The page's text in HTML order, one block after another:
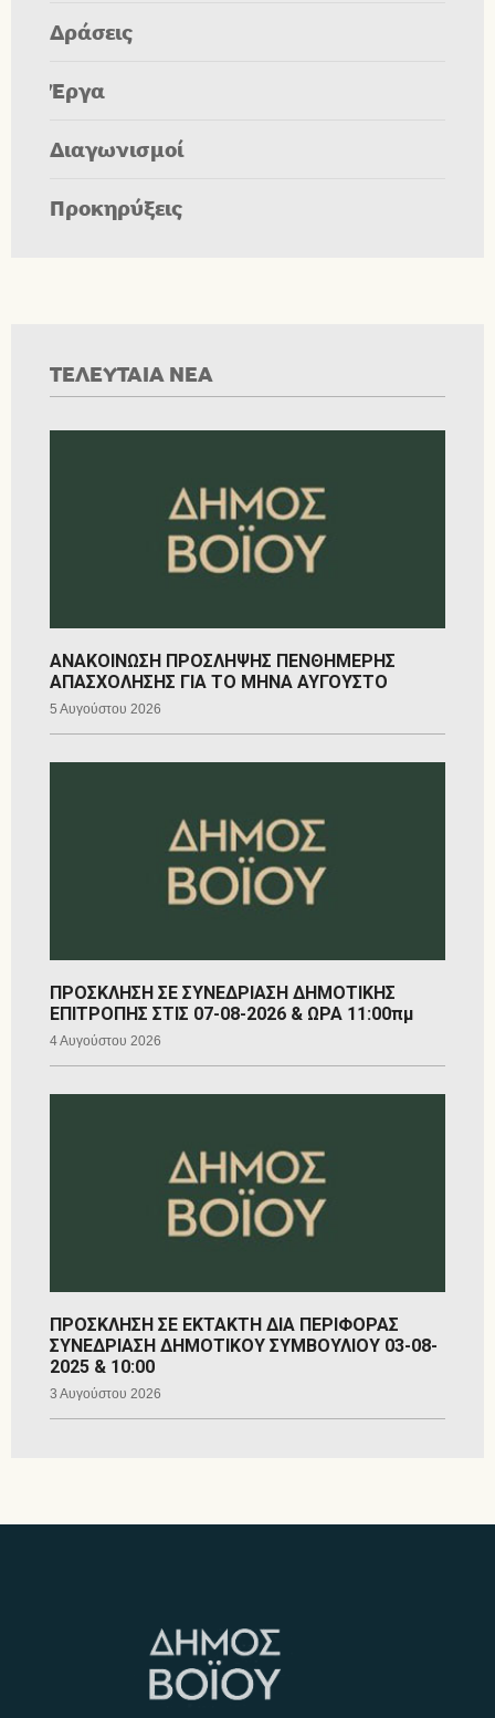
Δράσεις
Έργα
Διαγωνισμοί
Προκηρύξεις
ΤΕΛΕΥΤΑΙΑ ΝΕΑ
ΑΝΑΚΟΙΝΩΣΗ ΠΡΟΣΛΗΨΗΣ ΠΕΝΘΗΜΕΡΗΣ
ΑΠΑΣΧΟΛΗΣΗΣ ΓΙΑ ΤΟ ΜΗΝΑ ΑΥΓΟΥΣΤΟ
5 Αυγούστου 2026
ΠΡΟΣΚΛΗΣΗ ΣΕ ΣΥΝΕΔΡΙΑΣΗ ΔΗΜΟΤΙΚΗΣ
ΕΠΙΤΡΟΠΗΣ ΣΤΙΣ 07-08-2026 & ΩΡΑ 11:00πμ
4 Αυγούστου 2026
ΠΡΟΣΚΛΗΣΗ ΣΕ ΕΚΤΑΚΤΗ ΔΙΑ ΠΕΡΙΦΟΡΑΣ
ΣΥΝΕΔΡΙΑΣΗ ΔΗΜΟΤΙΚΟΥ ΣΥΜΒΟΥΛΙΟΥ 03-08-
2025 & 10:00
3 Αυγούστου 2026